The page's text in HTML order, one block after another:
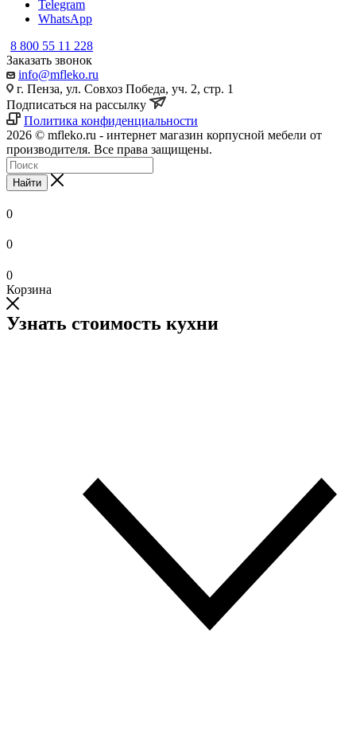
Telegram
WhatsApp
8 800 55 11 228
Заказать звонок
info@mfleko.ru
г. Пенза, ул. Совхоз Победа, уч. 2, стр. 1
Подписаться на рассылку
Политика конфиденциальности
2026 © mfleko.ru - интернет магазин корпусной мебели от
производителя. Все права защищены.
Найти
0
0
0
Корзина
Узнать стоимость кухни